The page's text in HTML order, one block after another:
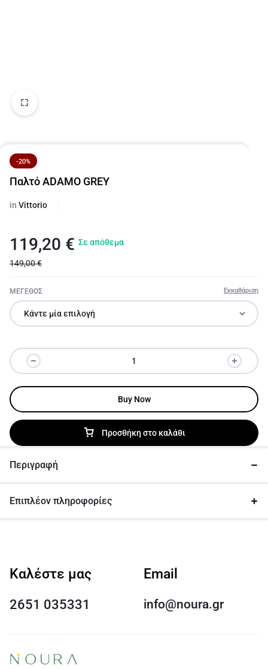
-20%
Παλτό ADAMO GREY
in Vittorio
119,20 €
149,00€
Σε απόθεμα
ΜΕΓΕΘΟΣ Εκκαθάριση
Προσθήκη στο καλάθι
Buy Now
Περιγραφή
Επιπλέον πληροφορίες
Καλέστε μας
2651 035331
Email
info@noura.gr